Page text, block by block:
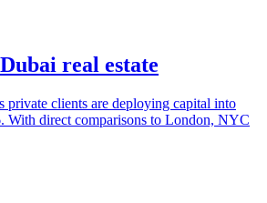
real estate
private clients are deploying capital into
With direct comparisons to London, NYC